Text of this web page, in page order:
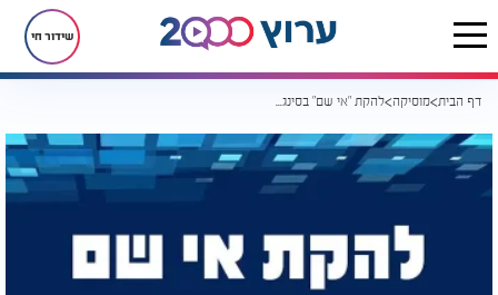
שידור חי
דף הבית מוסיקה להקת "אי שם" בסינגל שני באווירת פולק-רוק